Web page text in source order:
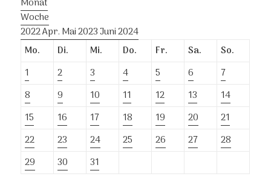
Monat
Woche
2022Apr. Mai 2023Juni2024
Mo.
Di. Mi. Do. Fr. Sa.
So.
1
2 3 4 5 6
7
8
9 10 11 12 13
14
15
16 17 18 19 20
21
22
23 24 25 26 27
28
29
30 31